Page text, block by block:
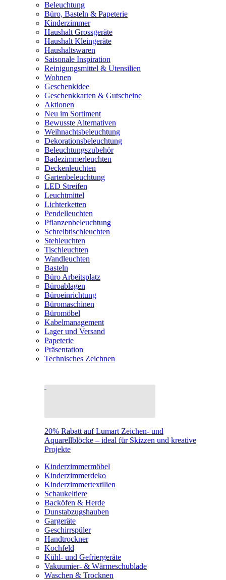
Beleuchtung
Büro, Basteln & Papeterie
Kinderzimmer
Haushalt Grossgeräte
Haushalt Kleingeräte
Haushaltswaren
Saisonale Inspiration
Reinigungsmittel & Utensilien
Wohnen
Geschenkidee
Geschenkkarten & Gutscheine
Aktionen
Neu im Sortiment
Bewusste Alternativen
Weihnachtsbeleuchtung
Dekorationsbeleuchtung
Beleuchtungszubehör
Badezimmerleuchten
Deckenleuchten
Gartenbeleuchtung
LED Streifen
Leuchtmittel
Lichterketten
Pendelleuchten
Pflanzenbeleuchtung
Schreibtischleuchten
Stehleuchten
Tischleuchten
Wandleuchten
Basteln
Büro Arbeitsplatz
Büroablagen
Büroeinrichtung
Büromaschinen
Büromöbel
Kabelmanagement
Lager und Versand
Papeterie
Präsentation
Technisches Zeichnen
20% Rabatt auf Lumart Zeichen- und
Aquarellblöcke – ideal für Skizzen und kreative
Projekte
Kinderzimmermöbel
Kinderzimmerdeko
Kinderzimmertextilien
Schaukeltiere
Backöfen & Herde
Dunstabzugshauben
Gargeräte
Geschirrspüler
Handtrockner
Kochfeld
Kühl- und Gefriergeräte
Vakuumier- & Wärmeschublade
Waschen & Trocknen